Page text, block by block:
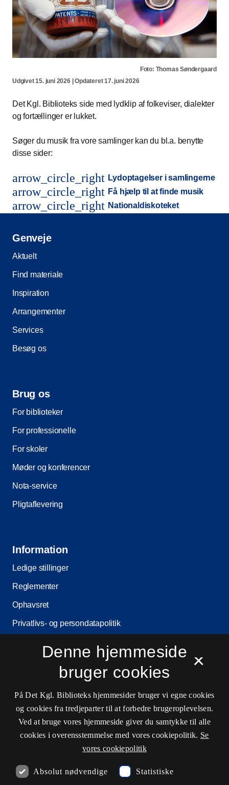
Foto: Thomas Søndergaard
Udgivet 15. juni 2026 | Opdateret 17. juni 2026
Det Kgl. Biblioteks side med lydklip af folkeviser, dialekter
og fortællinger er lukket.
Søger du musik fra vore samlinger kan du bl.a. benytte
disse sider:
arrow_circle_right Lydoptagelser i samlingerne
arrow_circle_right Få hjælp til at finde musik
arrow_circle_right Nationaldiskoteket
Genveje
Aktuelt
Find materiale
Inspiration
Arrangementer
Services
Besøg os
Brug os
For biblioteker
For professionelle
For skoler
Møder og konferencer
Nota-service
Pligtaflevering
Information
Ledige stillinger
Reglementer
Ophavsret
Privatlivs- og persondatapolitik
Cookieindstillinger
Kontaktinformationer
Åbningstider
×
Denne hjemmeside
bruger cookies
På Det Kgl. Biblioteks hjemmesider bruger vi egne cookies
og cookies fra tredjeparter til at forbedre brugeroplevelsen.
Ved at bruge vores hjemmeside giver du samtykke til alle
cookies i overensstemmelse med vores cookiepolitik. Se
vores cookiepolitik
Absolut nødvendige Statistiske